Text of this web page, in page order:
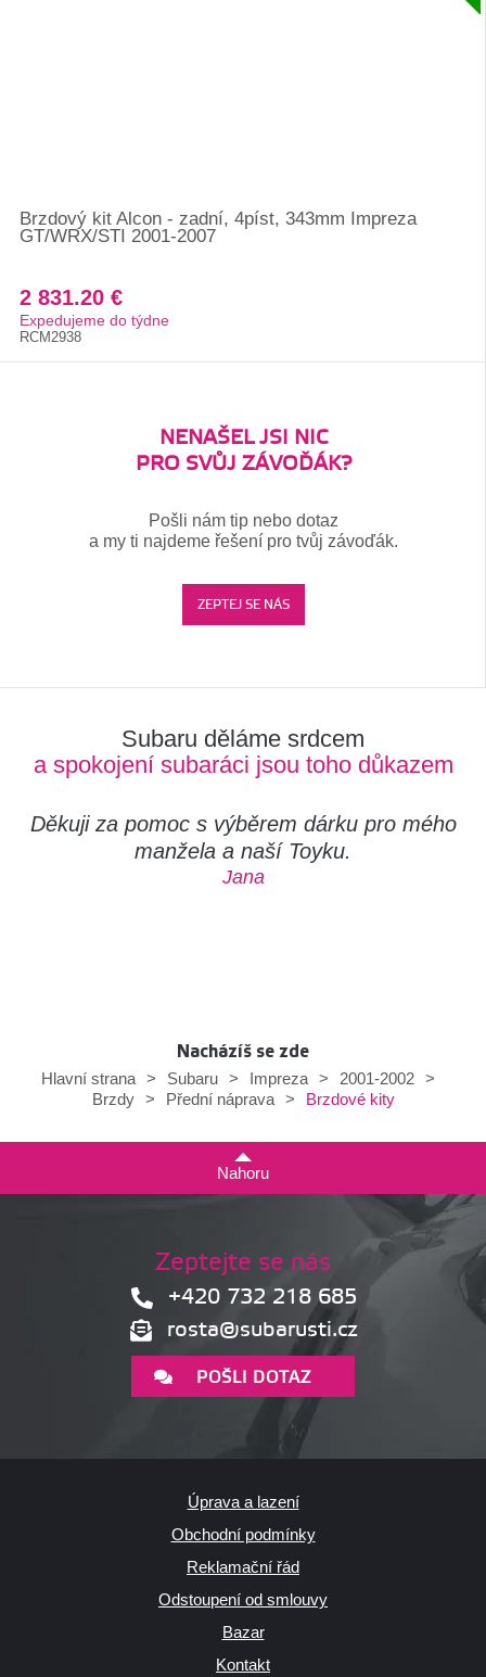
Brzdový kit Alcon - zadní, 4píst, 343mm Impreza
GT/WRX/STI 2001-2007
2 831.20 €
Expedujeme do týdne
RCM2938
NENAŠEL JSI NIC
PRO SVŮJ ZÁVOĎÁK?
Pošli nám tip nebo dotaz
a my ti najdeme řešení pro tvůj závoďák.
ZEPTEJ SE NÁS
Subaru děláme srdcem
a spokojení subaráci jsou toho důkazem
Děkuji za pomoc s výběrem dárku pro mého
manžela a naší Toyku.
Jana
Nacházíš se zde
Hlavní strana
> Subaru > Impreza > 2001-2002
>
Brzdy
> Přední náprava > Brzdové kity
Nahoru
Zeptejte se nás
+420 732 218 685
rosta@subarusti.cz
POŠLI DOTAZ
Úprava a lazení
Obchodní podmínky
Reklamační řád
Odstoupení od smlouvy
Bazar
Kontakt